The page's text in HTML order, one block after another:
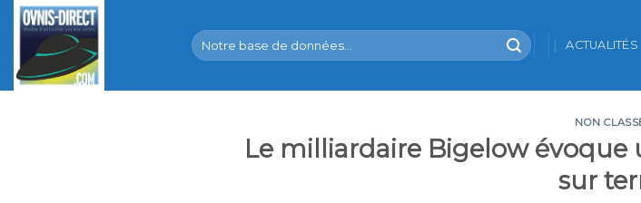
Skip
content
ACTUALITÉS
NON
Le milliardaire Bigelow évoque
sur